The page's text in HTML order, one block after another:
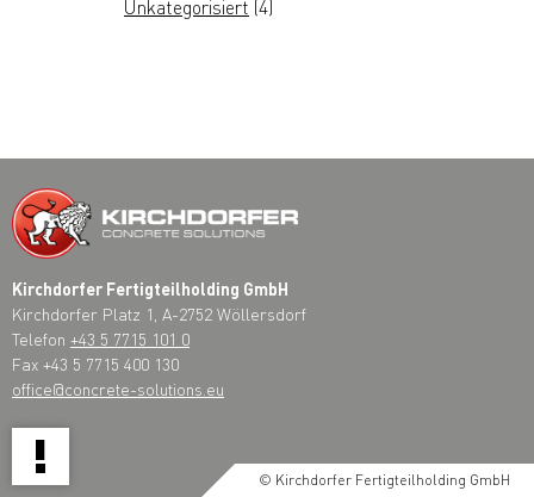
Unkategorisiert (4)
Kirchdorfer Fertigteilholding GmbH
Kirchdorfer Platz 1, A-2752 Wöllersdorf
Telefon +43 5 7715 101 0
Fax +43 5 7715 400 130
office@concrete-solutions.eu
© Kirchdorfer Fertigteilholding GmbH
!